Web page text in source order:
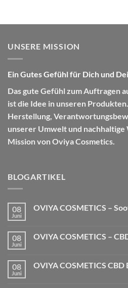
UNSERE MISSION
Ein Gutes Gefühl für Dich und
Das gute Gefühl zum Auftragen
ist die Idee in unseren
Herstellung,
unserer Umwelt und
Mission von Oviya Cosmetics.
BLOGARTIKEL
08
Juni
OVIYA COSMETICS –
OVIYA
Body
Lotion
08
Juni
OVIYA COSMETICS –
OVIYA
08
Juni
OVIYA COSMETICS CBD